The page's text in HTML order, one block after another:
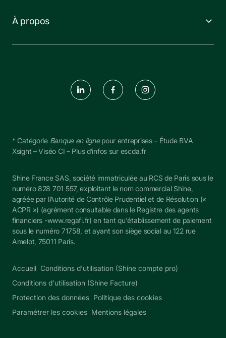
À propos
* Catégorie Banque en ligne pour entreprises – Étude BVA
Xsight – Viséo CI – Plus d’infos sur escda.fr
Shine France SAS, société immatriculée au RCS de Paris sous le
numéro 828 701 557, exploitant le nom commercial Shine,
agréée par l’Autorité de Contrôle Prudentiel et de Résolution («
ACPR ») (agrément consultable dans le Registre des agents
financiers -www.regafi.fr) en tant qu'établissement de paiement
sous le numéro 71758 , et ayant son siège social au 122 rue
Amelot, 75011 Paris.
Accueil Conditions d'utilisation (Shine compte pro)
Conditions d'utilisation (Shine Facture)
Protection des données Politique des cookies
Paramétrer les cookies Mentions légales